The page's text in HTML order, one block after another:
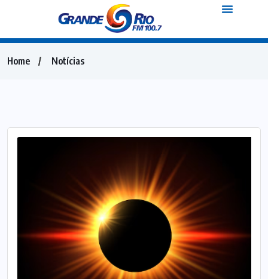
Home Notícias